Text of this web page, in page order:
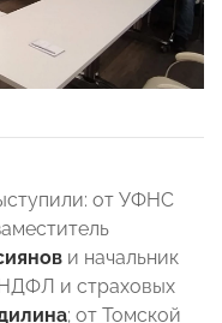
от УФНС
и начальник
НДФЛ и страховых
; от Томской